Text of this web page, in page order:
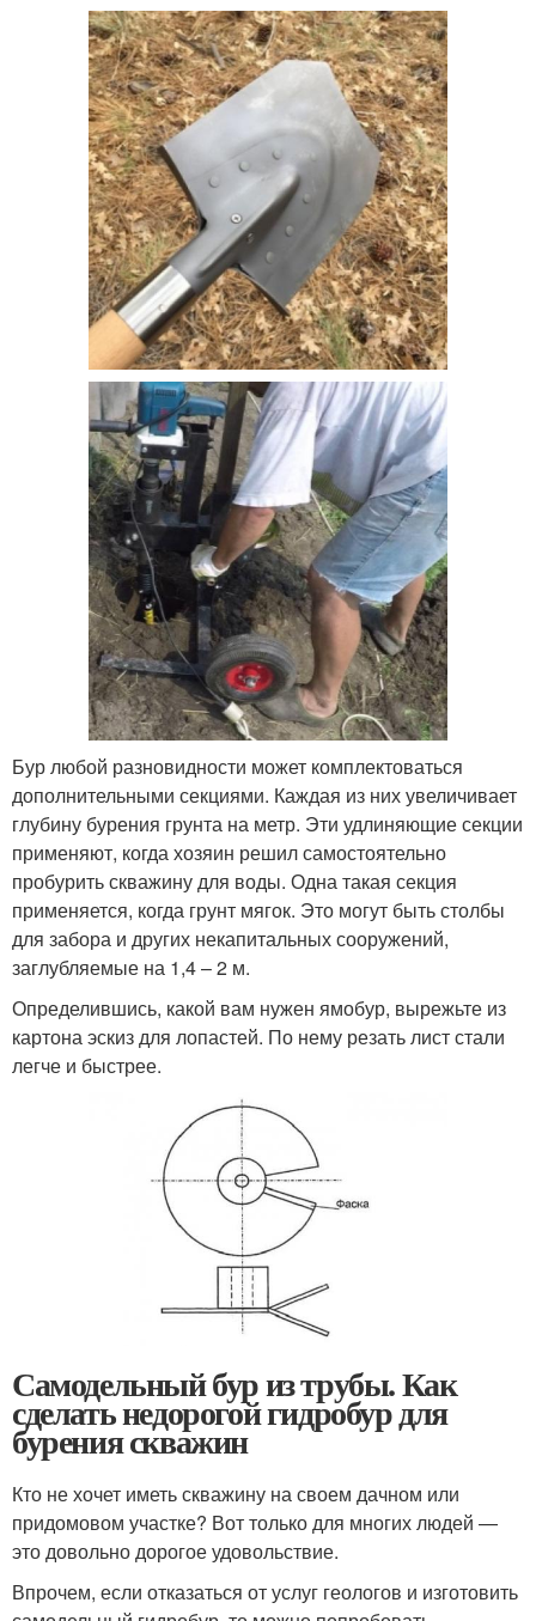
Бур любой разновидности может комплектоваться
дополнительными секциями. Каждая из них увеличивает
глубину бурения грунта на метр. Эти удлиняющие секции
применяют, когда хозяин решил самостоятельно
пробурить скважину для воды. Одна такая секция
применяется, когда грунт мягок. Это могут быть столбы
для забора и других некапитальных сооружений,
заглубляемые на 1,4 – 2 м.
Определившись, какой вам нужен ямобур, вырежьте из
картона эскиз для лопастей. По нему резать лист стали
легче и быстрее.
Самодельный бур из трубы. Как
сделать недорогой гидробур для
бурения скважин
Кто не хочет иметь скважину на своем дачном или
придомовом участке? Вот только для многих людей —
это довольно дорогое удовольствие.
Впрочем, если отказаться от услуг геологов и изготовить